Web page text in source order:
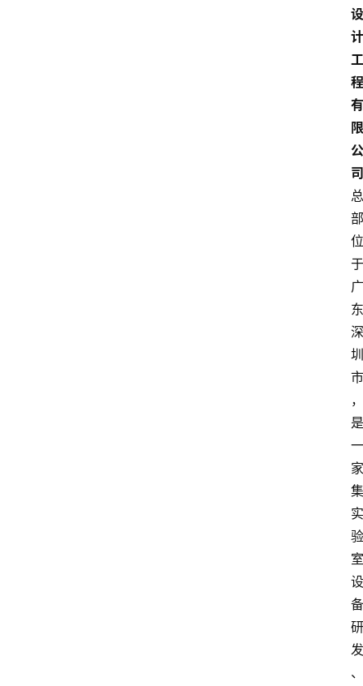
设
计
工
程
有
限
公
司
总
部
位
于
广
东
深
圳
市
，
是
一
家
集
实
验
室
设
备
研
发
、